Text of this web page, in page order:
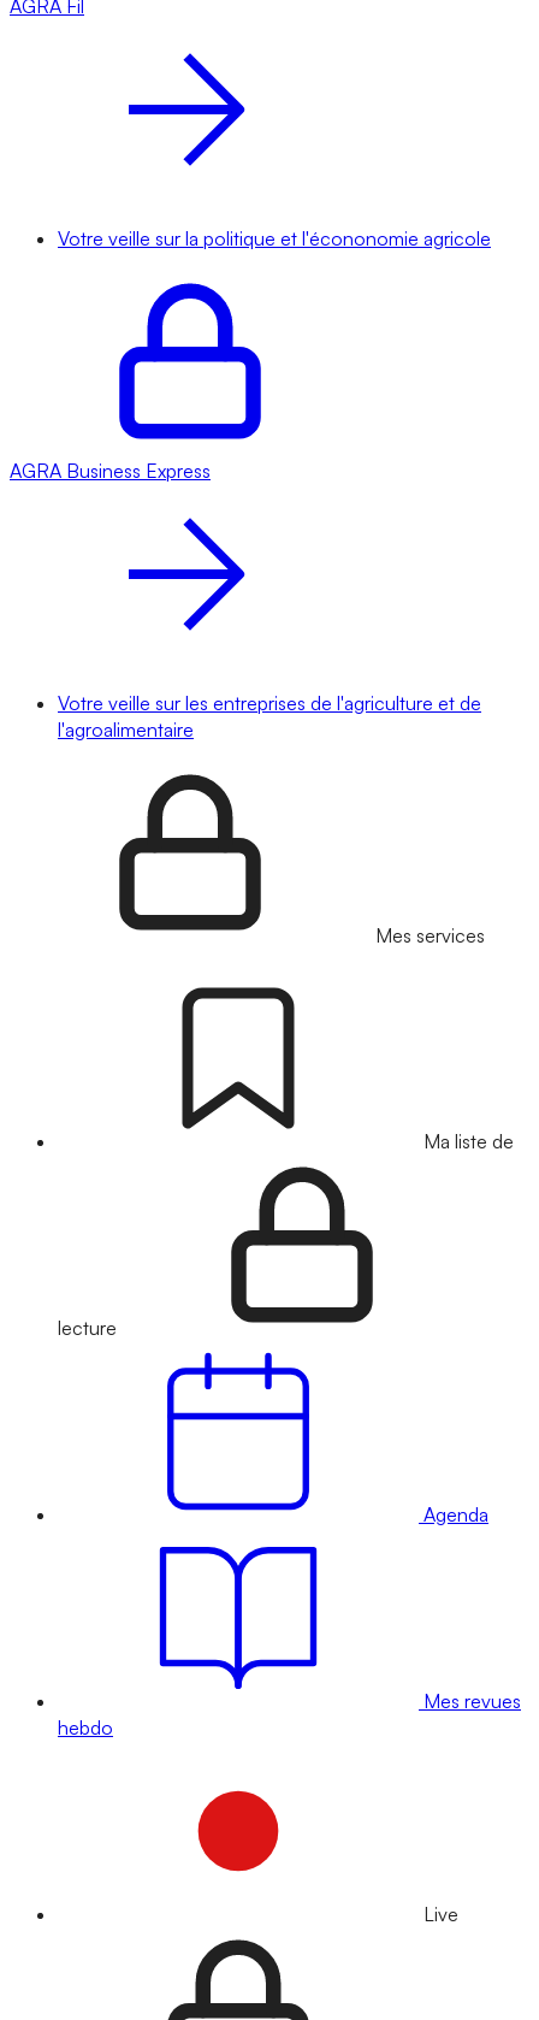
AGRA Fil
Votre veille sur la politique et l'écononomie agricole
AGRA Business Express
Votre veille sur les entreprises de l'agriculture et de
l'agroalimentaire
Mes services
Ma liste de
lecture
Agenda
Mes revues
hebdo
Live